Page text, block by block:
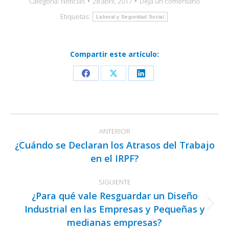
Etiquetas:
Laboral y Seguridad Social
Compartir este artículo:
Share
Facebook
Share
X
Share
LinkedIn
entre
publicaciones
ANTERIOR
Publicación
anterior:
¿Cuándo se Declaran los Atrasos del Trabajo
en el IRPF?
SIGUIENTE
Publicación
siguiente:
¿Para qué vale Resguardar un Diseño
Industrial en las Empresas y Pequeñas y
medianas empresas?